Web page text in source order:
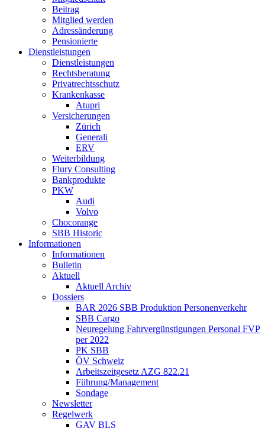
Beitrag
Mitglied werden
Adressänderung
Pensionierte
Dienstleistungen
Dienstleistungen
Rechtsberatung
Privatrechtsschutz
Krankenkasse
Atupri
Versicherungen
Zürich
Generali
ERV
Weiterbildung
Flury Consulting
Bankprodukte
PKW
Audi
Volvo
Chocorange
SBB Historic
Informationen
Informationen
Bulletin
Aktuell
Aktuell Archiv
Dossiers
BAR 2026 SBB Produktion Personenverkehr
SBB Cargo
Neuregelung Fahrvergünstigungen Personal FVP
per 2022
PK SBB
ÖV Schweiz
Arbeitszeitgesetz AZG 822.21
Führung/Management
Sondage
Newsletter
Regelwerk
GAV BLS